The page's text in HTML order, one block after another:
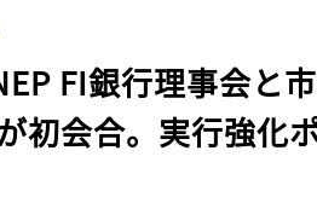
FI銀行理事会と
初会合。実行強化